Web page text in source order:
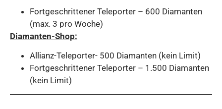
Fortgeschrittener Teleporter – 600 Diamanten
(max. 3 pro Woche)
Diamanten-Shop:
Allianz-Teleporter- 500 Diamanten (kein Limit)
Fortgeschrittener Teleporter – 1.500 Diamanten
(kein Limit)